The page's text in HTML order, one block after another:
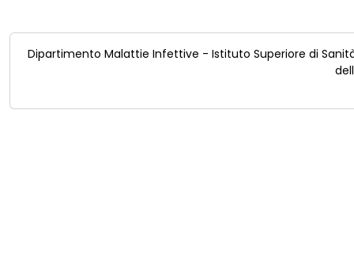
Dipartimento Malattie Infettive - Istituto Superiore di